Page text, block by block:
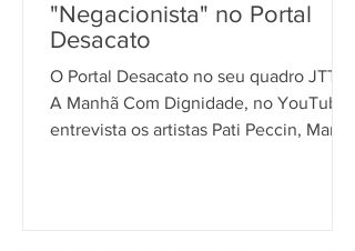
"Negacionista" no Portal
Desacato
O Portal Desacato no seu quadro JTT -
A Manhã Com Dignidade, no YouTube,
entrevista os artistas Pati Peccin, Marko